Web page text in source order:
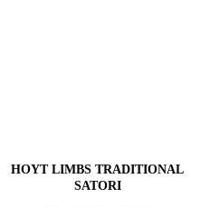
HOYT LIMBS TRADITIONAL
SATORI